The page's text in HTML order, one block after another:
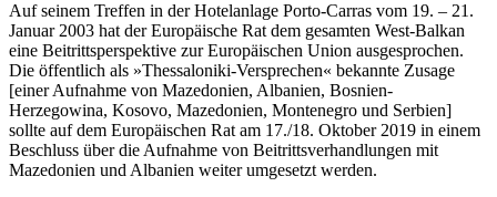
Auf seinem Treffen in der Hotelanlage Porto-Carras vom 19. – 21.
Januar 2003 hat der Europäische Rat dem gesamten West-Balkan
eine Beitrittsperspektive zur Europäischen Union ausgesprochen.
Die öffentlich als »Thessaloniki-Versprechen« bekannte Zusage
[einer Aufnahme von Mazedonien, Albanien, Bosnien-
Herzegowina, Kosovo, Mazedonien, Montenegro und Serbien]
sollte auf dem Europäischen Rat am 17./18. Oktober 2019 in einem
Beschluss über die Aufnahme von Beitrittsverhandlungen mit
Mazedonien und Albanien weiter umgesetzt werden.